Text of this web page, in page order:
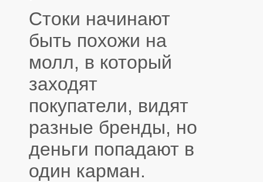
Стоки начинают
быть похожи на
молл, в который
заходят
покупатели, видят
разные бренды, но
деньги попадают в
один карман.